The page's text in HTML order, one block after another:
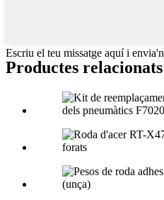
Escriu el teu missatge aquí i
Productes relacionats